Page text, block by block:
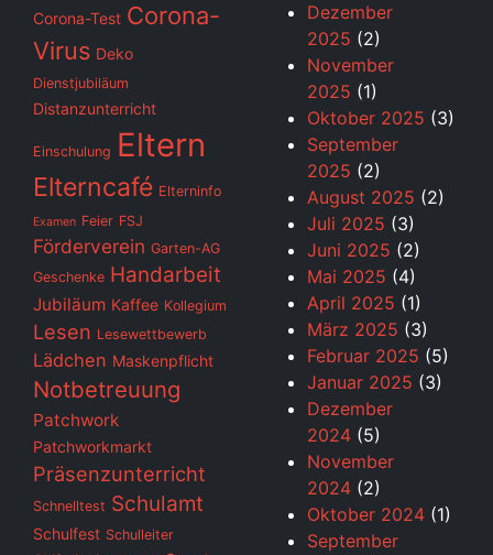
Corona-Test Corona-
Virus Deko
Dienstjubiläum
Distanzunterricht
Einschulung Eltern
Elterncafé Elterninfo
Examen Feier FSJ
Förderverein Garten-AG
Geschenke Handarbeit
Jubiläum Kaffee Kollegium
Lesen Lesewettbewerb
Lädchen Maskenpflicht
Notbetreuung
Patchwork
Patchworkmarkt
Präsenzunterricht
Schnelltest Schulamt
Schulfest Schulleiter
Dezember
2025 (2)
November
2025 (1)
Oktober 2025 (3)
September
2025 (2)
August 2025 (2)
Juli 2025 (3)
Juni 2025 (2)
Mai 2025 (4)
April 2025 (1)
März 2025 (3)
Februar 2025 (5)
Januar 2025 (3)
Dezember
2024 (5)
November
2024 (2)
Oktober 2024 (1)
September